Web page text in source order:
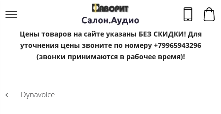
Цены товаров на сайте указаны БЕЗ СКИДКИ! Для
уточнения цены звоните по номеру +79965943296
(звонки принимаются в рабочее время)!
Dynavoice